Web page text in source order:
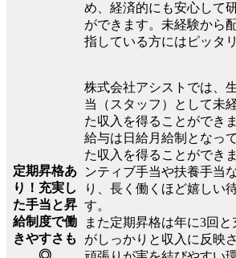
め、経済的にも安心して
ができます。未経験から
指している方にはピッタリ
定期昇格あ
り！充実し
た手当と昇
給制度で働
きやすさも
◎
株式会社アシストでは、
当（スタッフ）として未
た収入を得ることができま
給与は日給月給制となっ
た収入を得ることができ
ンティブ手当や扶養手当
り、長く働くほど嬉しい
す。
また定期昇格は年に3回
がしっかりと収入に反映